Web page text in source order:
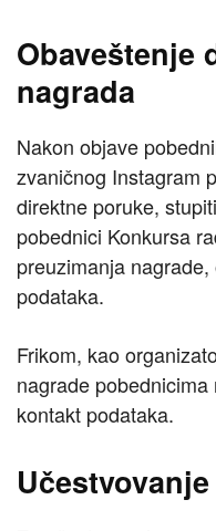
Obaveštenje
nagrada
Nakon objave
zvaničnog Instagram
direktne poruke,
pobednici Konkursa
preuzimanja
podataka.
Frikom, kao
nagrade
kontakt podataka.